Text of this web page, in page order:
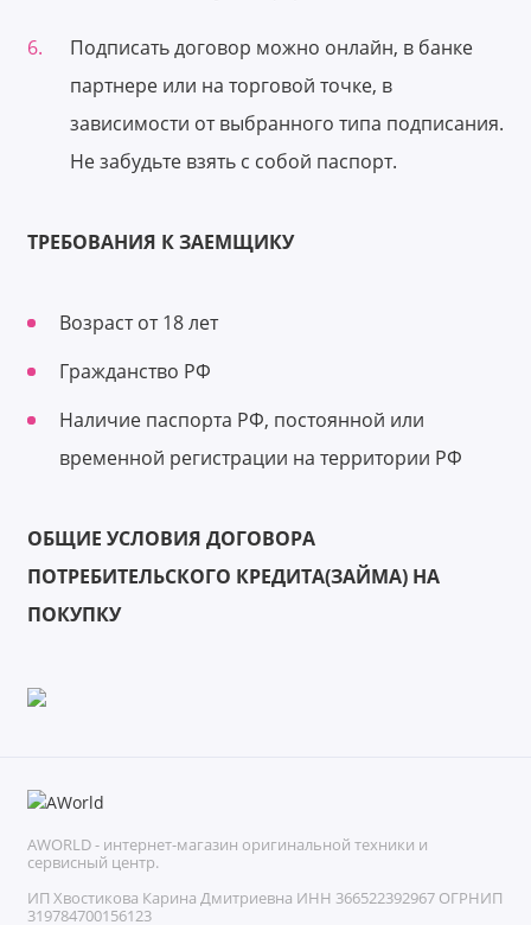
Подписать договор можно онлайн, в банке
партнере или на торговой точке, в
зависимости от выбранного типа подписания.
Не забудьте взять с собой паспорт.
ТРЕБОВАНИЯ К ЗАЕМЩИКУ
Возраст от 18 лет
Гражданство РФ
Наличие паспорта РФ, постоянной или
временной регистрации на территории РФ
ОБЩИЕ УСЛОВИЯ ДОГОВОРА
ПОТРЕБИТЕЛЬСКОГО КРЕДИТА(ЗАЙМА) НА
ПОКУПКУ
AWORLD - интернет-магазин оригинальной техники и
сервисный центр.
ИП Хвостикова Карина Дмитриевна ИНН 366522392967 ОГРНИП
319784700156123